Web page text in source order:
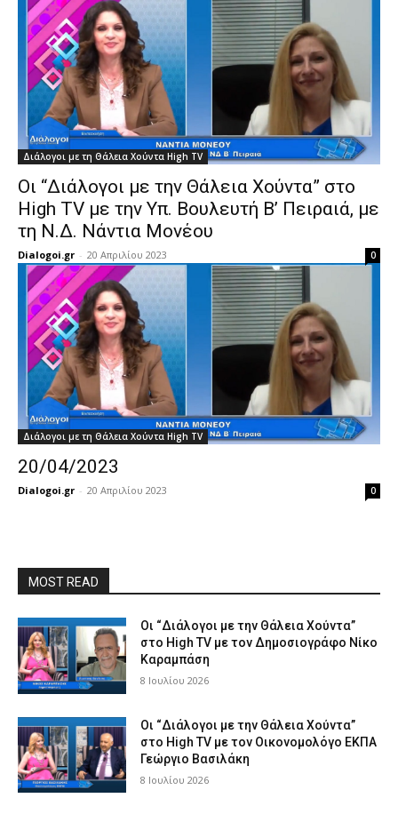
Διάλογοι με τη Θάλεια Χούντα High TV
Οι “Διάλογοι με την Θάλεια Χούντα” στο
High TV με την Υπ. Βουλευτή Β’ Πειραιά, με
τη Ν.Δ. Νάντια Μονέου
Dialogoi.gr - 20 Απριλίου 2023 0
Διάλογοι με τη Θάλεια Χούντα High TV
20/04/2023
Dialogoi.gr - 20 Απριλίου 2023 0
MOST READ
Οι “Διάλογοι με την Θάλεια Χούντα”
στο High TV με τον Δημοσιογράφο Νίκο
Καραμπάση
8 Ιουλίου 2026
Οι “Διάλογοι με την Θάλεια Χούντα”
στο High TV με τον Οικονομολόγο ΕΚΠΑ
Γεώργιο Βασιλάκη
8 Ιουλίου 2026